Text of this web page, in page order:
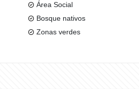
Área Social
Bosque nativos
Zonas verdes